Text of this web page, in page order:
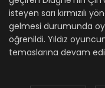
isteyen sarı kırmızılı
gelmesi durumunda
öğrenildi. Yıldız
temaslarına devam